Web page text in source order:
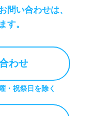
問い合わせは、
す。
わせ
・祝祭日 を除く